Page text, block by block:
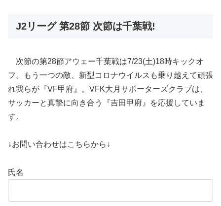
J2リーグ 第28節 次節は千葉戦!
次節の第28節アウェー千葉戦は7/23(土)18時キックオ
フ。もう一つの敵、新型コロナウイルスも乗り越えて頑張
れ我らが『VF甲府』。VFK大月サポーターズクラブは、
サッカーと真摯に向き合う『吉田甲府』を応援していま
す。
↓お問い合わせはこちらから↓
氏名